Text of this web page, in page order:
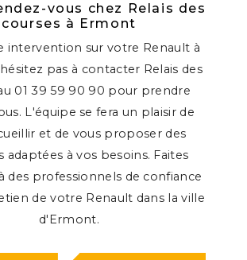
vous chez Relais des
courses à Ermont
intervention sur votre Renault à
pas à contacter Relais des
01 39 59 90 90 pour prendre
L'équipe se fera un plaisir de
et de vous proposer des
adaptées à vos besoins. Faites
des professionnels de confiance
de votre Renault dans la ville
d'Ermont.